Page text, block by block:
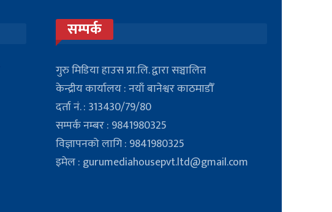
सम्पर्क
गुरु मिडिया हाउस प्रा.लि. द्वारा सञ्चालित
केन्द्रीय कार्यालय : नयाँ बानेश्वर काठमाडौँ
दर्ता नं. : 313430/79/80
सम्पर्क नम्बर : 9841980325
विज्ञापनको लागि : 9841980325
इमेल : gurumediahousepvt.ltd@gmail.com